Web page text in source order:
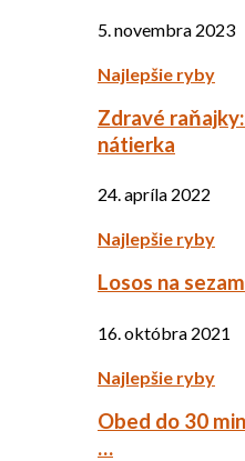
5. novembra 2023
Najlepšie ryby
Zdravé
nátierka
24. apríla 2022
Najlepšie ryby
Losos na
16. októbra 2021
Najlepšie ryby
Obed do 30
…